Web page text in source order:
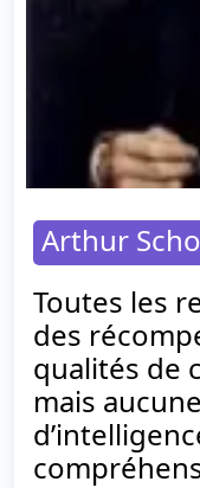
Arthur
Toutes les
des
qualités de
mais